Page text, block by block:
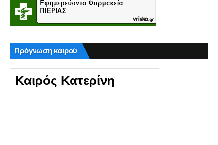
Πρόγνωση καιρού
Καιρός Κατερίνη